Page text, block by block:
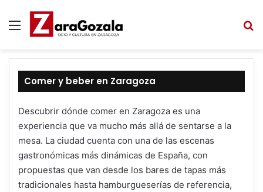
Menú
Comer y beber en Zaragoza
Descubrir dónde comer en Zaragoza es una
experiencia que va mucho más allá de sentarse a la
mesa. La ciudad cuenta con una de las escenas
gastronómicas más dinámicas de España, con
propuestas que van desde los bares de tapas más
tradicionales hasta hamburgueserías de referencia,